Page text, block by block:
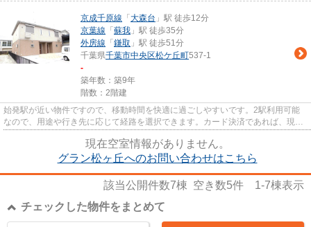
京成千原線 「 大森台 」駅 徒歩12分
京葉線 「 蘇我 」駅 徒歩35分
外房線 「 鎌取 」駅 徒歩51分
千葉県千葉市中央区松ケ丘町537-1
-
築年数：築9年
階数：2階建
始発駅が近い物件ですので、移動時間を快適に過ごしやすいです。2駅利用可能
なので、用途や行き先に応じて経路を選択できます。カード決済であれば、現金
現在空室情報がありません。
グラン松ヶ丘へのお問い合わせはこちら
該当公開件数7棟 空き数5件 1-7棟表示
チェックした物件をまとめて